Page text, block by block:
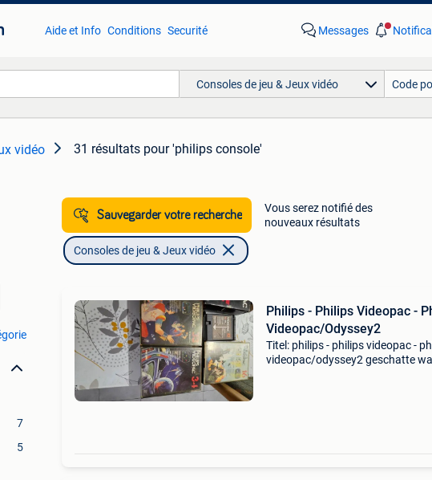
Aide et Info Conditions Securité Messages
Consoles de jeu & Jeux vidéo
vidéo 31 résultats pour 'philips console'
7
5
Sauvegarder votre recherche
Vous serez notifié des
nouveaux résultats
Consoles de jeu & Jeux vidéo
Philips - Philips Videopac -
Videopac/Odyssey2
Titel: philips - philips videopac -
videopac/odyssey2 geschatte